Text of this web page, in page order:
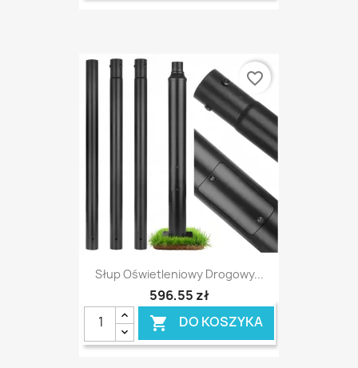
Słup Oświetleniowy Drogowy...
596,55 zł
 DO KOSZYKA
favorite_border